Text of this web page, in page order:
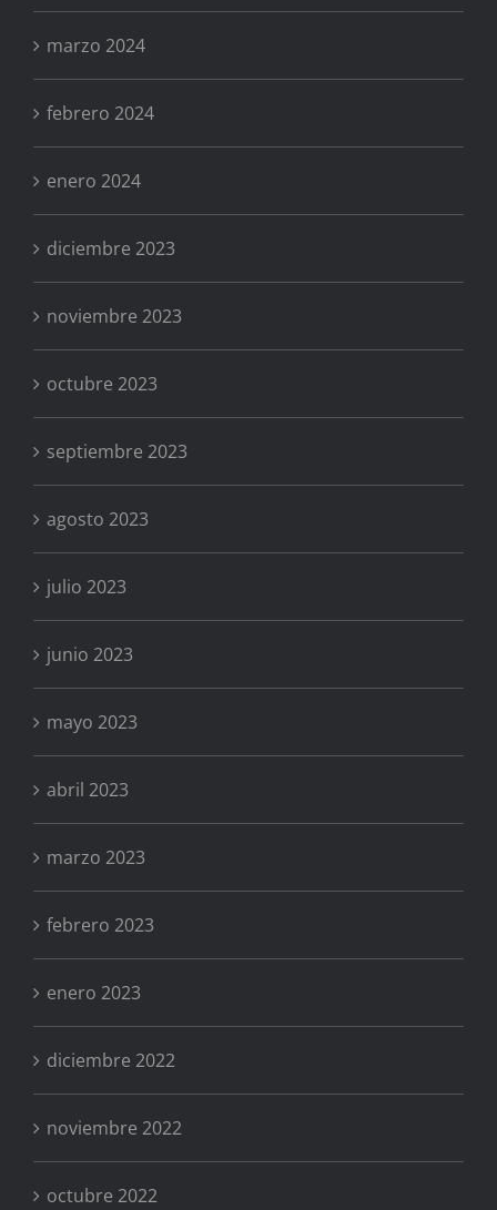
marzo 2024
febrero 2024
enero 2024
diciembre 2023
noviembre 2023
octubre 2023
septiembre 2023
agosto 2023
julio 2023
junio 2023
mayo 2023
abril 2023
marzo 2023
febrero 2023
enero 2023
diciembre 2022
noviembre 2022
octubre 2022